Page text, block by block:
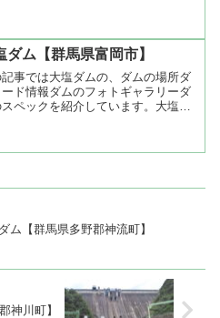
ダム【群馬県富岡市】
記事では大塩ダムの、ダムの場所ダ
ード情報ダムのフォトギャラリーダ
スペックを紹介しています。大塩ダ
ム【群馬県多野郡神流町】
神川町】